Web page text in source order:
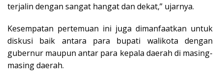
terjalin dengan sangat hangat dan dekat,” ujarnya.
Kesempatan pertemuan ini juga dimanfaatkan untuk
diskusi baik antara para bupati walikota dengan
gubernur maupun antar para kepala daerah di masing-
masing daerah.